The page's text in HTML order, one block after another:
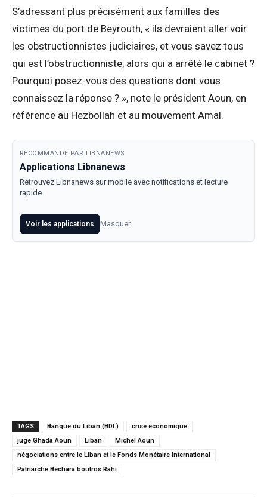
S’adressant plus précisément aux familles des
victimes du port de Beyrouth, « ils devraient aller voir
les obstructionnistes judiciaires, et vous savez tous
qui est l’obstructionniste, alors qui a arrêté le cabinet ?
Pourquoi posez-vous des questions dont vous
connaissez la réponse ? », note le président Aoun, en
référence au Hezbollah et au mouvement Amal.
RECOMMANDE PAR LIBNANEWS
Applications Libnanews
Retrouvez Libnanews sur mobile avec notifications et lecture
rapide.
Voir les applications Masquer
TAGS Banque du Liban (BDL)
crise économique
juge Ghada Aoun
Liban
Michel Aoun
négociations entre le Liban et le Fonds Monétaire International
Patriarche Béchara boutros Rahi